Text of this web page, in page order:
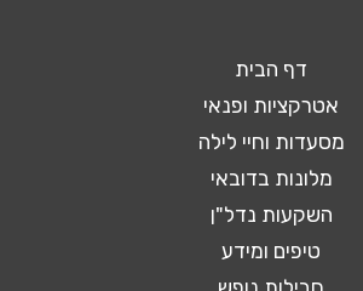
דף הבית
אטרקציות ופנאי
מסעדות וחיי לילה
מלונות בדובאי
השקעות נדל"ן
טיפים ומידע